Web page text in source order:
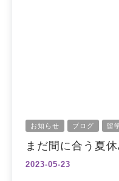
お知らせ ブログ 留
まだ間に合う夏
2023-05-23